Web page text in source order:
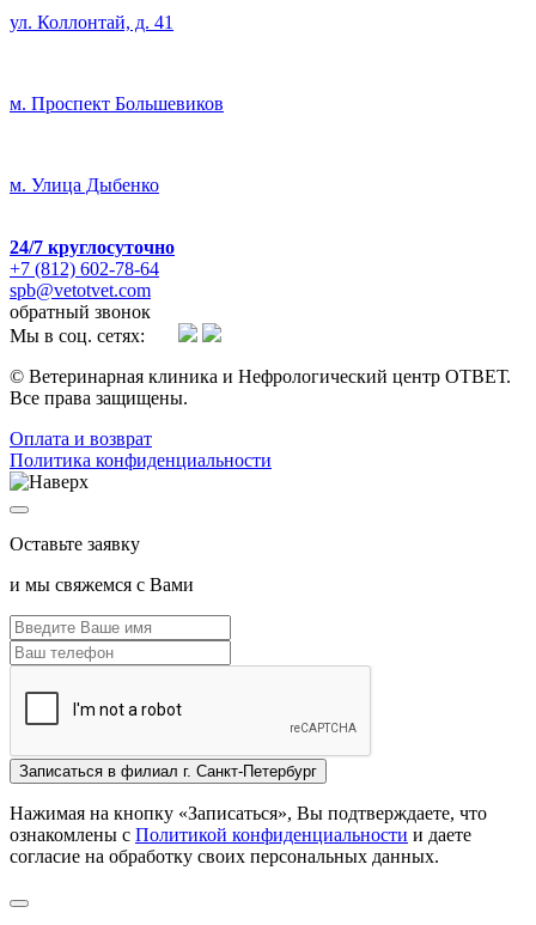
ул. Коллонтай, д. 41
м. Проспект Большевиков
м. Улица Дыбенко
24/7 круглосуточно
+7 (812) 602-78-64
spb@vetotvet.com
обратный звонок
Мы в соц. сетях:
© Ветеринарная клиника и Нефрологический центр ОТВЕТ.
Все права защищены.
Oплата и возврат
Политика конфиденциальности
Оставьте заявку
и мы свяжемся с Вами
Записаться в филиал г. Санкт-Петербург
Нажимая на кнопку «Записаться», Вы подтверждаете, что
ознакомлены с Политикой конфиденциальности и даете
согласие на обработку своих персональных данных.